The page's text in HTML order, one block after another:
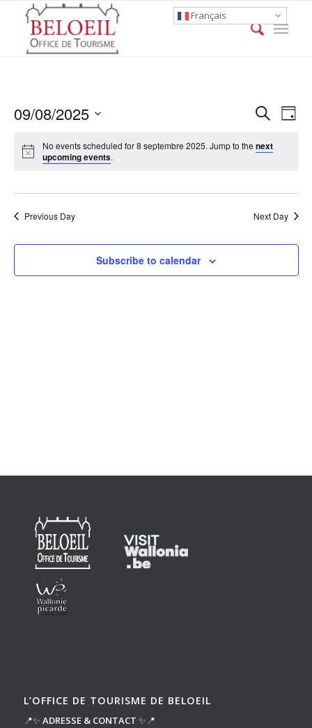
Events
and
Search
Day
09/08/2025
date.
No events scheduled for 8 septembre 2025. Jump to thenext
upcoming events.
Previous Day Next Day
Subscribe to calendar
L’OFFICE DE TOURISME DE BELOEIL
📍✨ ADRESSE & CONTACT ✨📍
Français